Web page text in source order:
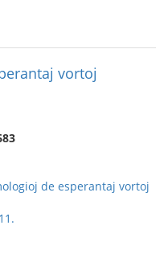
vortoj
de esperantaj vortoj